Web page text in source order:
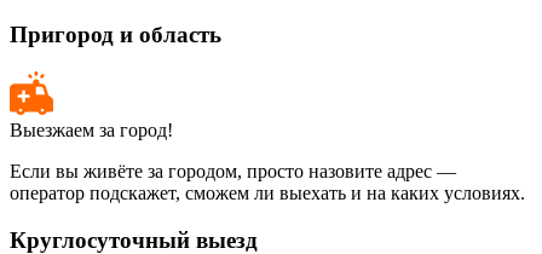
Пригород и область
Выезжаем за город!
Если вы живёте за городом, просто назовите адрес —
оператор подскажет, сможем ли выехать и на каких условиях.
Круглосуточный выезд